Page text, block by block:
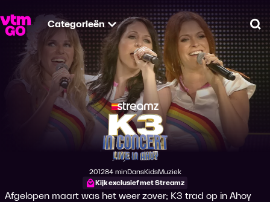
Categorieën
K3 in Concert - Live
Productiejaar
2012
Tijdsduur
84 min
Genre
Dans
Genre
Kids
Genre
Muziek
Kijk exclusief met Streamz
Afgelopen maart was het weer zover; K3 trad op in Ahoy